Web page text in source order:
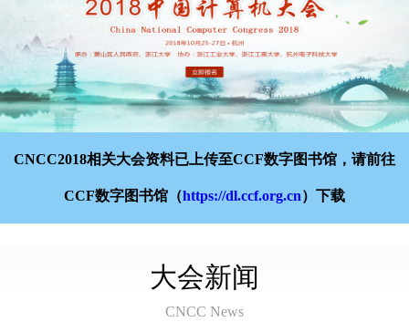
CNCC2018相关大会资料已上传至CCF数字图书馆，请前往
CCF数字图书馆（https://dl.ccf.org.cn）下载
大会新闻
CNCC News